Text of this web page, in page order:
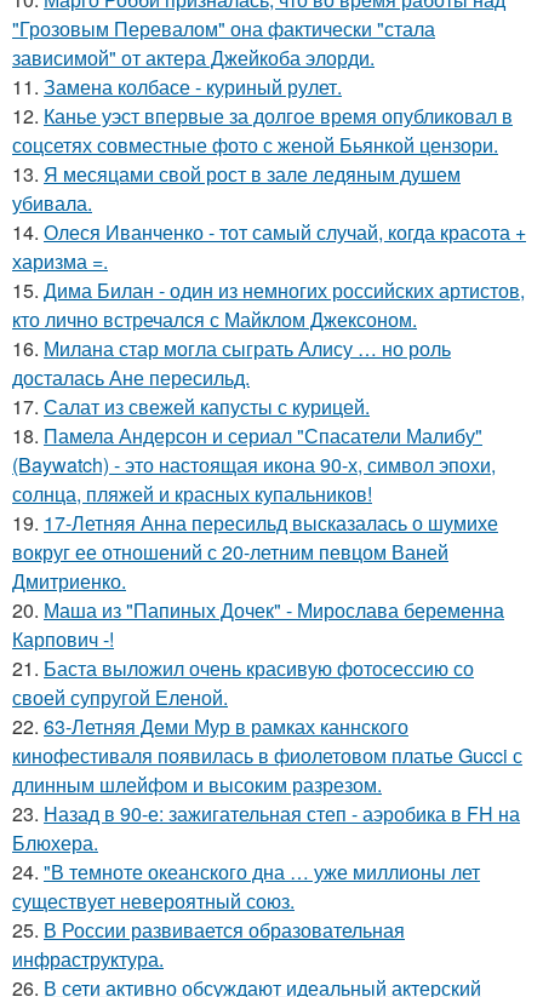
"Грозовым Перевалом" она фактически "стала
зависимой" от актера Джейкоба элорди.
11. Замена колбасе - куриный рулет.
12. Канье уэст впервые за долгое время опубликовал в
соцсетях совместные фото с женой Бьянкой цензори.
13. Я месяцами свой рост в зале ледяным душем
убивала.
14. Олеся Иванченко - тот самый случай, когда красота +
харизма =.
15. Дима Билан - один из немногих российских артистов,
кто лично встречался с Майклом Джексоном.
16. Милана стар могла сыграть Алису … но роль
досталась Ане пересильд.
17. Салат из свежей капусты с курицей.
18. Памела Андерсон и сериал "Спасатели Малибу"
(Baywatch) - это настоящая икона 90-х, символ эпохи,
солнца, пляжей и красных купальников!
19. 17-Летняя Анна пересильд высказалась о шумихе
вокруг ее отношений с 20-летним певцом Ваней
Дмитриенко.
20. Маша из "Папиных Дочек" - Мирослава беременна
Карпович -!
21. Баста выложил очень красивую фотосессию со
своей супругой Еленой.
22. 63-Летняя Деми Мур в рамках каннского
кинофестиваля появилась в фиолетовом платье Gucci с
длинным шлейфом и высоким разрезом.
23. Назад в 90-е: зажигательная степ - аэробика в FH на
Блюхера.
24. "В темноте океанского дна … уже миллионы лет
существует невероятный союз.
25. В России развивается образовательная
инфраструктура.
26. В сети активно обсуждают идеальный актерский